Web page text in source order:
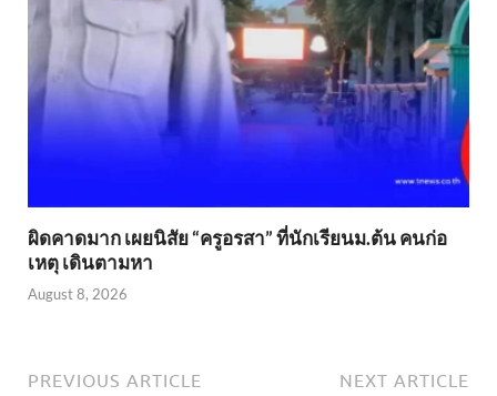
ผิดคาดมาก เผยนิสัย “ครูอรสา” ที่นักเรียนม.ต้น คนก่อ
เหตุ เดินตามหา
August 8, 2026
PREVIOUS ARTICLE NEXT ARTICLE